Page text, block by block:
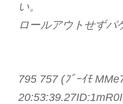
い。
ロールアウトせずパ
795 757 (ﾌﾞｰｲﾓ